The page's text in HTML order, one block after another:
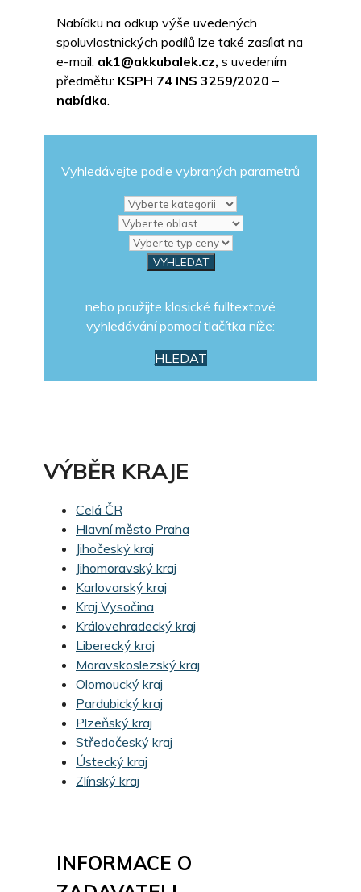
Nabídku na odkup výše uvedených
spoluvlastnických podílů lze také zasílat na
e-mail: ak1@akkubalek.cz, s uvedením
předmětu: KSPH 74 INS 3259/2020 –
nabídka.
Vyhledávejte podle vybraných parametrů
nebo použijte klasické fulltextové
vyhledávání pomocí tlačítka níže:
HLEDAT
VÝBĚR KRAJE
Celá ČR
Hlavní město Praha
Jihočeský kraj
Jihomoravský kraj
Karlovarský kraj
Kraj Vysočina
Královehradecký kraj
Liberecký kraj
Moravskoslezský kraj
Olomoucký kraj
Pardubický kraj
Plzeňský kraj
Středočeský kraj
Ústecký kraj
Zlínský kraj
INFORMACE O